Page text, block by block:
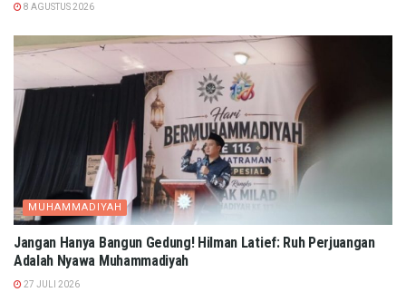
8 AGUSTUS 2026
MUHAMMADIYAH
Jangan Hanya Bangun Gedung! Hilman Latief: Ruh Perjuangan
Adalah Nyawa Muhammadiyah
27 JULI 2026